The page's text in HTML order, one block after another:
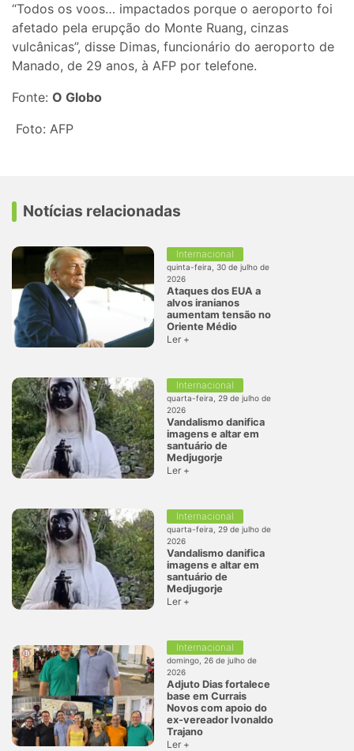
“Todos os voos… impactados porque o aeroporto foi
afetado pela erupção do Monte Ruang, cinzas
vulcânicas”, disse Dimas, funcionário do aeroporto de
Manado, de 29 anos, à AFP por telefone.
Fonte: O Globo
Foto: AFP
Notícias relacionadas
Internacional
quinta-feira, 30 de julho de
2026
Ataques dos EUA a
alvos iranianos
aumentam tensão no
Oriente Médio
Ler +
Internacional
quarta-feira, 29 de julho de
2026
Vandalismo danifica
imagens e altar em
santuário de
Medjugorje
Ler +
Internacional
quarta-feira, 29 de julho de
2026
Vandalismo danifica
imagens e altar em
santuário de
Medjugorje
Ler +
Internacional
domingo, 26 de julho de
2026
Adjuto Dias fortalece
base em Currais
Novos com apoio do
ex-vereador Ivonaldo
Trajano
Ler +